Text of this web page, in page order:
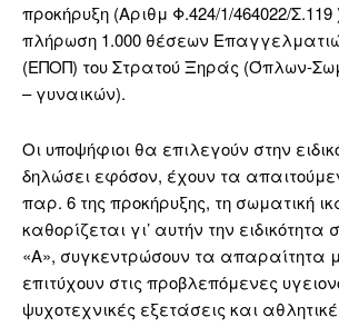
προκήρυξη (Αριθμ Φ.424/1/464022/Σ.119
πλήρωση 1.000 θέσεων
(ΕΠΟΠ) του Στρατού Ξηράς (Όπλων-
– γυναικών).
Οι υποψήφιοι θα επιλεγούν στην
δηλώσει εφόσον, έχουν τα
παρ. 6 της προκήρυξης, τη σωματική
καθορίζεται γι’ αυτήν την
«Α», συγκεντρώσουν τα απαραίτητα
επιτύχουν στις προβλεπόμενες
ψυχοτεχνικές εξετάσεις και